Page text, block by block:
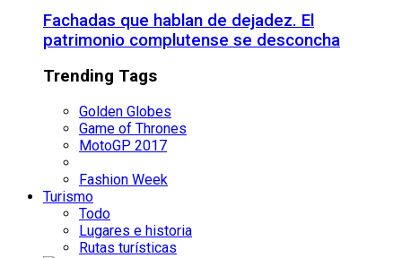
Fachadas que hablan de dejadez. El
patrimonio complutense se desconcha
Trending Tags
Golden Globes
Game of Thrones
MotoGP 2017
Fashion Week
Turismo
Todo
Lugares e historia
Rutas turísticas